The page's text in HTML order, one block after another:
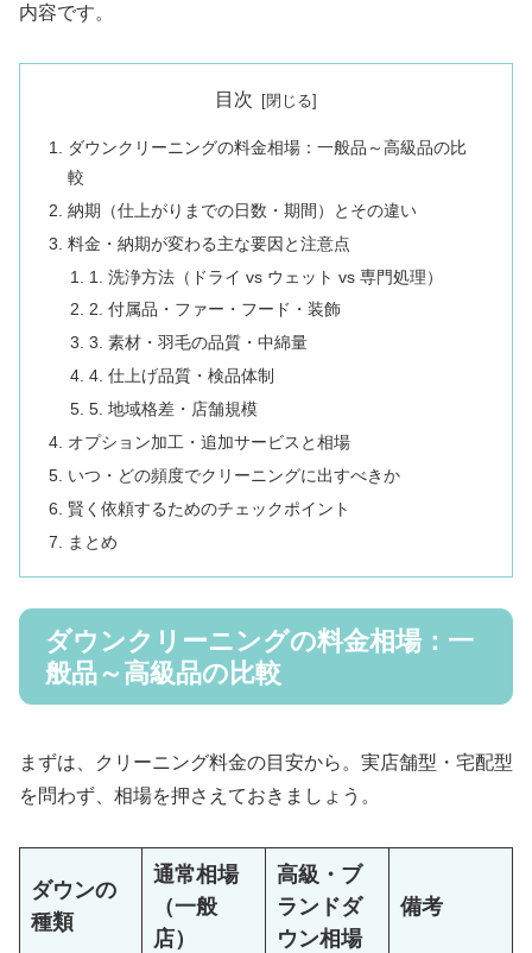
内容です。
目次
ダウンクリーニングの料金相場：一般品～高級品の比
較
納期（仕上がりまでの日数・期間）とその違い
料金・納期が変わる主な要因と注意点
1. 洗浄方法（ドライ vs ウェット vs 専門処理）
2. 付属品・ファー・フード・装飾
3. 素材・羽毛の品質・中綿量
4. 仕上げ品質・検品体制
5. 地域格差・店舗規模
オプション加工・追加サービスと相場
いつ・どの頻度でクリーニングに出すべきか
賢く依頼するためのチェックポイント
まとめ
ダウンクリーニングの料金相場：一
般品～高級品の比較
まずは、クリーニング料金の目安から。実店舗型・宅配型
を問わず、相場を押さえておきましょう。
ダウンの
種類
通常相場
（一般
店）
高級・ブ
ランドダ
ウン相場
備考